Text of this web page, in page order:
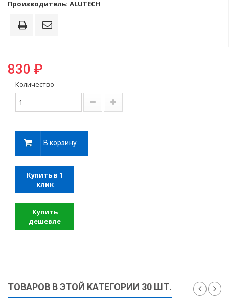
Производитель: ALUTECH
830 ₽
Количество
В корзину
Купить в 1
клик
Купить
дешевле
ТОВАРОВ В ЭТОЙ КАТЕГОРИИ 30 ШТ.